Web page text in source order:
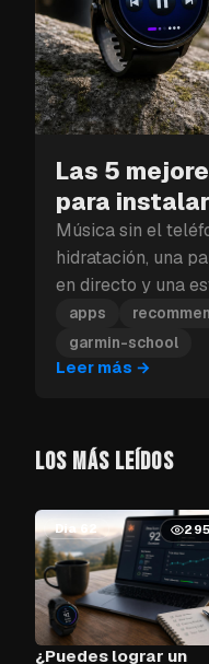
Las 5
para
Música sin el
hidratación, una
en directo y una
personalizable:
Garmin que
apps
garmin-school
Leer más →
LOS MÁS LEÍDOS
Día 62
¿Puedes lograr un